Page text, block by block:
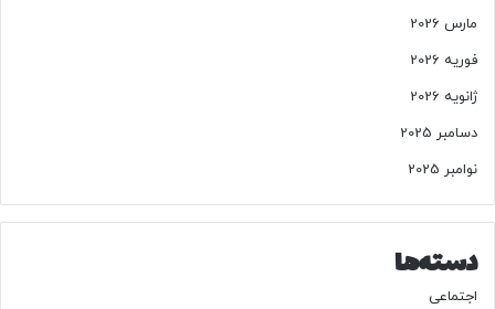
مارس 2026
فوریه 2026
ژانویه 2026
دسامبر 2025
نوامبر 2025
دسته‌ها
اجتماعی